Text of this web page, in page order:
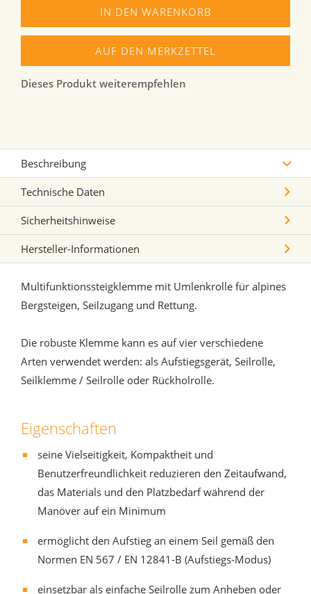
IN DEN WARENKORB
AUF DEN MERKZETTEL
Dieses Produkt weiterempfehlen
Beschreibung
Technische Daten
Sicherheitshinweise
Hersteller-Informationen
Multifunktionssteigklemme mit Umlenkrolle für alpines
Bergsteigen, Seilzugang und Rettung.
Die robuste Klemme kann es auf vier verschiedene
Arten verwendet werden: als Aufstiegsgerät, Seilrolle,
Seilklemme / Seilrolle oder Rückholrolle.
Eigenschaften
seine Vielseitigkeit, Kompaktheit und
Benutzerfreundlichkeit reduzieren den Zeitaufwand,
das Materials und den Platzbedarf während der
Manöver auf ein Minimum
ermöglicht den Aufstieg an einem Seil gemäß den
Normen EN 567 / EN 12841-B (Aufstiegs-Modus)
einsetzbar als einfache Seilrolle zum Anheben oder